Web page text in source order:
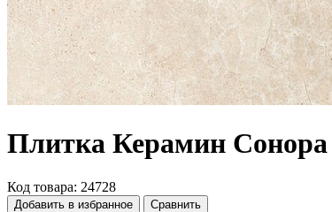
Плитка Керамин Сонора
Код товара: 24728
Добавить в избранное Сравнить